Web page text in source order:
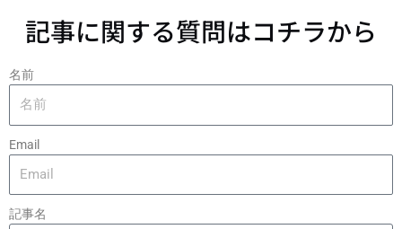
記事に関する質問はコチラから
名前
Email
記事名